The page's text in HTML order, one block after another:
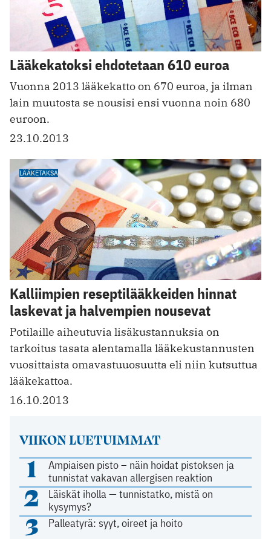
Lääkekatoksi ehdotetaan 610 euroa
Vuonna 2013 lääkekatto on 670 euroa, ja ilman
lain muutosta se nousisi ensi vuonna noin 680
euroon.
23.10.2013
LÄÄKETAKSA
Kalliimpien reseptilääkkeiden hinnat
laskevat ja halvempien nousevat
Potilaille aiheutuvia lisäkustannuksia on
tarkoitus tasata alentamalla lääkekustannusten
vuosittaista omavastuuosuutta eli niin kutsuttua
lääkekattoa.
16.10.2013
VIIKON LUETUIMMAT
1
Ampiaisen pisto – näin hoidat pistoksen ja
tunnistat vakavan allergisen reaktion
2
Läiskät iholla — tunnistatko, mistä on
kysymys?
3 Palleatyrä: syyt, oireet ja hoito